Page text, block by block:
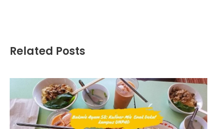
Related Posts